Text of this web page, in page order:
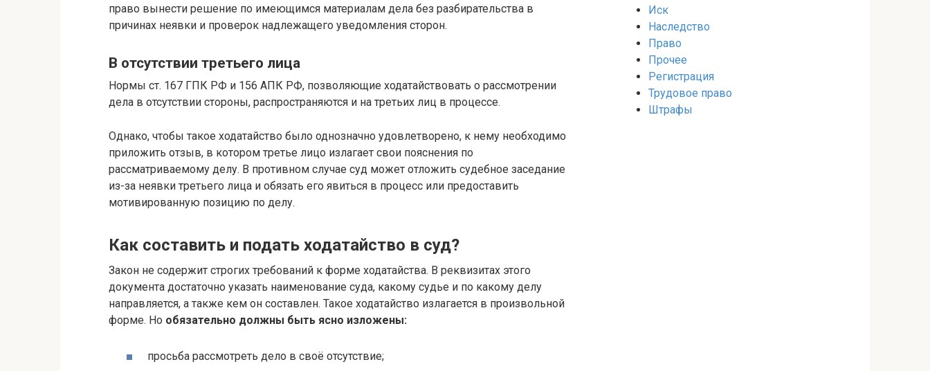
право вынести решение по имеющимся материалам дела без разбирательства в
причинах неявки и проверок надлежащего уведомления сторон.
В отсутствии третьего лица
Нормы ст. 167 ГПК РФ и 156 АПК РФ, позволяющие ходатайствовать о рассмотрении
дела в отсутствии стороны, распространяются и на третьих лиц в процессе.
Однако, чтобы такое ходатайство было однозначно удовлетворено, к нему необходимо
приложить отзыв, в котором третье лицо излагает свои пояснения по
рассматриваемому делу. В противном случае суд может отложить судебное заседание
из-за неявки третьего лица и обязать его явиться в процесс или предоставить
мотивированную позицию по делу.
Как составить и подать ходатайство в суд?
Закон не содержит строгих требований к форме ходатайства. В реквизитах этого
документа достаточно указать наименование суда, какому судье и по какому делу
направляется, а также кем он составлен. Такое ходатайство излагается в произвольной
форме. Но обязательно должны быть ясно изложены:
просьба рассмотреть дело в своё отсутствие;
Иск
Наследство
Право
Прочее
Регистрация
Трудовое право
Штрафы